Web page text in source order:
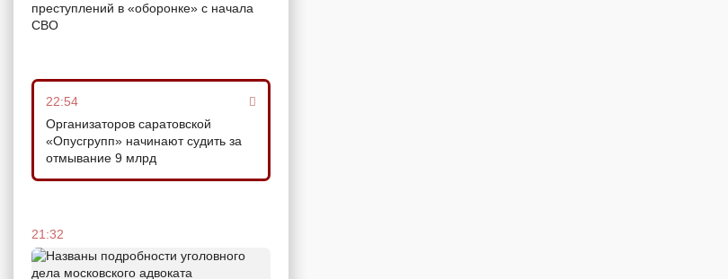
преступлений в «оборонке» с начала
СВО
22:54
Организаторов саратовской
«Опусгрупп» начинают судить за
отмывание 9 млрд
21:32